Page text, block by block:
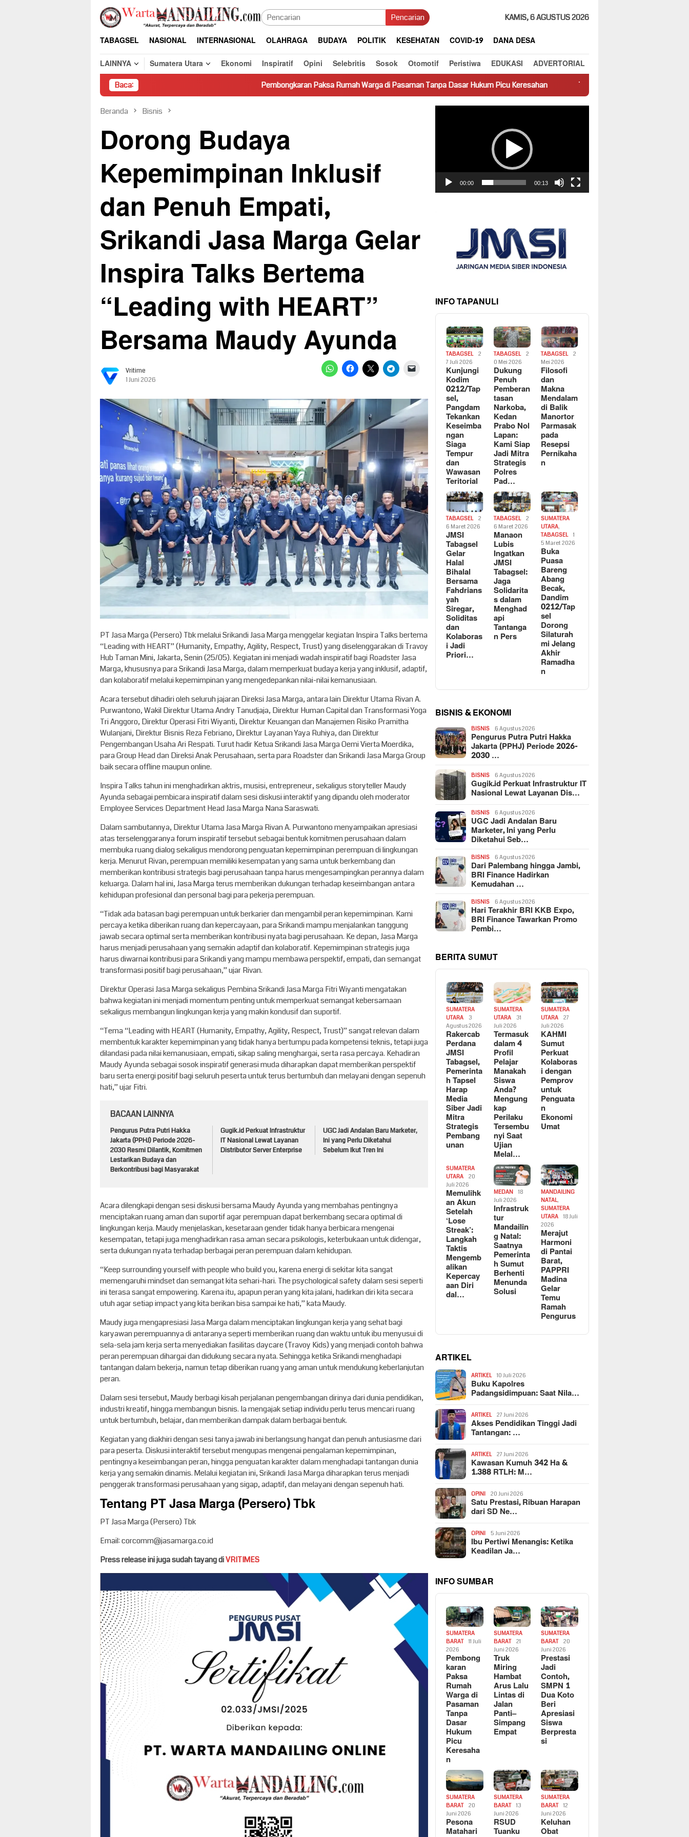
Loncat
konten
Pencarian KAMIS, 6 AGUSTUS 2026
TABAGSEL NASIONAL INTERNASIONAL OLAHRAGA BUDAYA POLITIK KESEHATAN COVID-19
DANA DESA
LAINNYA
Sumatera Utara Ekonomi Inspiratif Opini Selebritis Sosok Otomotif Peristiwa EDUKASI ADVERTORIAL
Baca: Pembongkaran Paksa Rumah Warga di Pasaman Tanpa Dasar Hukum Picu Keresahan Truk Miring Hambat Arus Lalu Lintas di Jalan
Beranda Bisnis
Dorong Budaya
Kepemimpinan Inklusif
dan Penuh Empati,
Srikandi Jasa Marga Gelar
Inspira Talks Bertema
“Leading with HEART”
Bersama Maudy Ayunda
Vritime
1 Juni 2026
PT Jasa Marga (Persero) Tbk melalui Srikandi Jasa Marga menggelar kegiatan Inspira Talks bertema
“Leading with HEART” (Humanity, Empathy, Agility, Respect, Trust) yang diselenggarakan di Travoy
Hub Taman Mini, Jakarta, Senin (25/05). Kegiatan ini menjadi wadah inspiratif bagi Roadster Jasa
Marga, khususnya para Srikandi Jasa Marga, dalam memperkuat budaya kerja yang inklusif, adaptif,
dan kolaboratif melalui kepemimpinan yang mengedepankan nilai-nilai kemanusiaan.
Acara tersebut dihadiri oleh seluruh jajaran Direksi Jasa Marga, antara lain Direktur Utama Rivan A.
Purwantono, Wakil Direktur Utama Andry Tanudjaja, Direktur Human Capital dan Transformasi Yoga
Tri Anggoro, Direktur Operasi Fitri Wiyanti, Direktur Keuangan dan Manajemen Risiko Pramitha
Wulanjani, Direktur Bisnis Reza Febriano, Direktur Layanan Yaya Ruhiya, dan Direktur
Pengembangan Usaha Ari Respati. Turut hadir Ketua Srikandi Jasa Marga Oemi Vierta Moerdika,
para Group Head dan Direksi Anak Perusahaan, serta para Roadster dan Srikandi Jasa Marga Group
baik secara offline maupun online.
Inspira Talks tahun ini menghadirkan aktris, musisi, entrepreneur, sekaligus storyteller Maudy
Ayunda sebagai pembicara inspiratif dalam sesi diskusi interaktif yang dipandu oleh moderator
Employee Services Department Head Jasa Marga Nana Saraswati.
Dalam sambutannya, Direktur Utama Jasa Marga Rivan A. Purwantono menyampaikan apresiasi
atas terselenggaranya forum inspiratif tersebut sebagai bentuk komitmen perusahaan dalam
membuka ruang dialog sekaligus mendorong penguatan kepemimpinan perempuan di lingkungan
kerja. Menurut Rivan, perempuan memiliki kesempatan yang sama untuk berkembang dan
memberikan kontribusi strategis bagi perusahaan tanpa harus mengesampingkan perannya dalam
keluarga. Dalam hal ini, Jasa Marga terus memberikan dukungan terhadap keseimbangan antara
kehidupan profesional dan personal bagi para pekerja perempuan.
“Tidak ada batasan bagi perempuan untuk berkarier dan mengambil peran kepemimpinan. Kami
percaya ketika diberikan ruang dan kepercayaan, para Srikandi mampu menjalankan tanggung
jawab secara optimal serta memberikan kontribusi nyata bagi perusahaan. Ke depan, Jasa Marga
harus menjadi perusahaan yang semakin adaptif dan kolaboratif. Kepemimpinan strategis juga
harus diwarnai kontribusi para Srikandi yang mampu membawa perspektif, empati, dan semangat
transformasi positif bagi perusahaan,” ujar Rivan.
Direktur Operasi Jasa Marga sekaligus Pembina Srikandi Jasa Marga Fitri Wiyanti mengatakan
bahwa kegiatan ini menjadi momentum penting untuk memperkuat semangat kebersamaan
sekaligus membangun lingkungan kerja yang makin kondusif dan suportif.
“Tema “Leading with HEART (Humanity, Empathy, Agility, Respect, Trust)” sangat relevan dalam
membentuk karakter kepemimpinan yang tidak hanya bertumpu pada kompetensi teknis, tetapi juga
dilandasi pada nilai kemanusiaan, empati, sikap saling menghargai, serta rasa percaya. Kehadiran
Maudy Ayunda sebagai sosok inspiratif generasi muda diharapkan dapat memberikan perspektif
baru serta energi positif bagi seluruh peserta untuk terus bertumbuh dan melayani dengan sepenuh
hati,” ujar Fitri.
BACAAN LAINNYA
Pengurus Putra Putri Hakka
Jakarta (PPHJ) Periode 2026-
2030 Resmi Dilantik, Komitmen
Lestarikan Budaya dan
Berkontribusi bagi Masyarakat
Gugik.id Perkuat Infrastruktur
IT Nasional Lewat Layanan
Distributor Server Enterprise
UGC Jadi Andalan Baru Marketer,
Ini yang Perlu Diketahui
Sebelum Ikut Tren Ini
Acara dilengkapi dengan sesi diskusi bersama Maudy Ayunda yang membahas pentingnya
menciptakan ruang aman dan suportif agar perempuan dapat berkembang secara optimal di
lingkungan kerja. Maudy menjelaskan, kesetaraan gender tidak hanya berbicara mengenai
kesempatan, tetapi juga menghadirkan rasa aman secara psikologis, keterbukaan untuk didengar,
serta dukungan nyata terhadap berbagai peran perempuan dalam kehidupan.
“Keep surrounding yourself with people who build you, karena energi di sekitar kita sangat
memengaruhi mindset dan semangat kita sehari-hari. The psychological safety dalam sesi seperti
ini terasa sangat empowering. Karena itu, apapun peran yang kita jalani, hadirkan diri kita secara
utuh agar setiap impact yang kita berikan bisa sampai ke hati,” kata Maudy.
Maudy juga mengapresiasi Jasa Marga dalam menciptakan lingkungan kerja yang sehat bagi
karyawan perempuannya di antaranya seperti memberikan ruang dan waktu untuk ibu menyusui di
sela-sela jam kerja serta menyediakan fasilitas daycare (Travoy Kids) yang menjadi contoh bahwa
peran perempuan dihargai dan didukung secara nyata. Sehingga ketika Srikandi menghadapi
tantangan dalam bekerja, namun tetap diberikan ruang yang aman untuk mendukung keberlanjutan
peran.
Dalam sesi tersebut, Maudy berbagi kisah perjalanan pengembangan dirinya dari dunia pendidikan,
industri kreatif, hingga membangun bisnis. Ia mengajak setiap individu perlu terus mencari ruang
untuk bertumbuh, belajar, dan memberikan dampak dalam berbagai bentuk.
Kegiatan yang diakhiri dengan sesi tanya jawab ini berlangsung hangat dan penuh antusiasme dari
para peserta. Diskusi interaktif tersebut mengupas mengenai pengalaman kepemimpinan,
pentingnya keseimbangan peran, hingga penguatan karakter dalam menghadapi tantangan dunia
kerja yang semakin dinamis. Melalui kegiatan ini, Srikandi Jasa Marga diharapkan terus menjadi
penggerak transformasi perusahaan yang sigap, adaptif, dan melayani dengan sepenuh hati.
Tentang PT Jasa Marga (Persero) Tbk
PT Jasa Marga (Persero) Tbk
Email: corcomm@jasamarga.co.id
Press release ini juga sudah tayang diVRITIMES
00:00 00:13
INFO TAPANULI
TABAGSEL
2
7 Juli 2026
Kunjungi
Kodim
0212/Tap
sel,
Pangdam
Tekankan
Keseimba
ngan
Siaga
Tempur
dan
Wawasan
Teritorial
TABAGSEL
2
0 Mei 2026
Dukung
Penuh
Pemberan
tasan
Narkoba,
Kedan
Prabo Nol
Lapan:
Kami Siap
Jadi Mitra
Strategis
Polres
Pad…
TABAGSEL
2
Mei 2026
Filosofi
dan
Makna
Mendalam
di Balik
Manortor
Parmasak
pada
Resepsi
Pernikaha
n
TABAGSEL
2
6 Maret 2026
JMSI
Tabagsel
Gelar
Halal
Bihalal
Bersama
Fahdrians
yah
Siregar,
Soliditas
dan
Kolaboras
i Jadi
Priori…
TABAGSEL
2
6 Maret 2026
Manaon
Lubis
Ingatkan
JMSI
Tabagsel:
Jaga
Solidarita
s dalam
Menghad
api
Tantanga
n Pers
SUMATERA
UTARA,
TABAGSEL
1
5 Maret 2026
Buka
Puasa
Bareng
Abang
Becak,
Dandim
0212/Tap
sel
Dorong
Silaturah
mi Jelang
Akhir
Ramadha
n
BISNIS & EKONOMI
BISNIS 6 Agustus 2026
Pengurus Putra Putri Hakka
Jakarta (PPHJ) Periode 2026-
2030 …
BISNIS 6 Agustus 2026
Gugik.id Perkuat Infrastruktur IT
Nasional Lewat Layanan Dis…
BISNIS 6 Agustus 2026
UGC Jadi Andalan Baru
Marketer, Ini yang Perlu
Diketahui Seb…
BISNIS 6 Agustus 2026
Dari Palembang hingga Jambi,
BRI Finance Hadirkan
Kemudahan …
BISNIS 6 Agustus 2026
Hari Terakhir BRI KKB Expo,
BRI Finance Tawarkan Promo
Pembi…
BERITA SUMUT
SUMATERA
UTARA
3
Agustus 2026
Rakercab
Perdana
JMSI
Tabagsel,
Pemerinta
h Tapsel
Harap
Media
Siber Jadi
Mitra
Strategis
Pembang
unan
SUMATERA
UTARA
31
Juli 2026
Termasuk
dalam 4
Profil
Pelajar
Manakah
Siswa
Anda?
Mengung
kap
Perilaku
Tersembu
nyi Saat
Ujian
Melal…
SUMATERA
UTARA
27
Juli 2026
KAHMI
Sumut
Perkuat
Kolaboras
i dengan
Pemprov
untuk
Penguata
n
Ekonomi
Umat
SUMATERA
UTARA
20
Juli 2026
Memulihk
an Akun
Setelah
‘Lose
Streak’:
Langkah
Taktis
Mengemb
alikan
Kepercay
aan Diri
dal…
MEDAN
18
Juli 2026
Infrastruk
tur
Mandailin
g Natal:
Saatnya
Pemerinta
h Sumut
Berhenti
Menunda
Solusi
MANDAILING
NATAL,
SUMATERA
UTARA
18 Juli
2026
Merajut
Harmoni
di Pantai
Barat,
PAPPRI
Madina
Gelar
Temu
Ramah
Pengurus
ARTIKEL
ARTIKEL 10 Juli 2026
Buku Kapolres
Padangsidimpuan: Saat Nila…
ARTIKEL 27 Juni 2026
Akses Pendidikan Tinggi Jadi
Tantangan: …
ARTIKEL 27 Juni 2026
Kawasan Kumuh 342 Ha &
1.388 RTLH: M…
OPINI 20 Juni 2026
Satu Prestasi, Ribuan Harapan
dari SD Ne…
OPINI 5 Juni 2026
Ibu Pertiwi Menangis: Ketika
Keadilan Ja…
INFO SUMBAR
SUMATERA
BARAT
11 Juli
2026
Pembong
karan
Paksa
Rumah
Warga di
Pasaman
Tanpa
Dasar
Hukum
Picu
Keresaha
n
SUMATERA
BARAT
21
Juni 2026
Truk
Miring
Hambat
Arus Lalu
Lintas di
Jalan
Panti–
Simpang
Empat
SUMATERA
BARAT
20
Juni 2026
Prestasi
Jadi
Contoh,
SMPN 1
Dua Koto
Beri
Apresiasi
Siswa
Berpresta
si
SUMATERA
BARAT
20
Juni 2026
Pesona
Matahari
SUMATERA
BARAT
13
Juni 2026
RSUD
Tuanku
SUMATERA
BARAT
12
Juni 2026
Keluhan
Obat